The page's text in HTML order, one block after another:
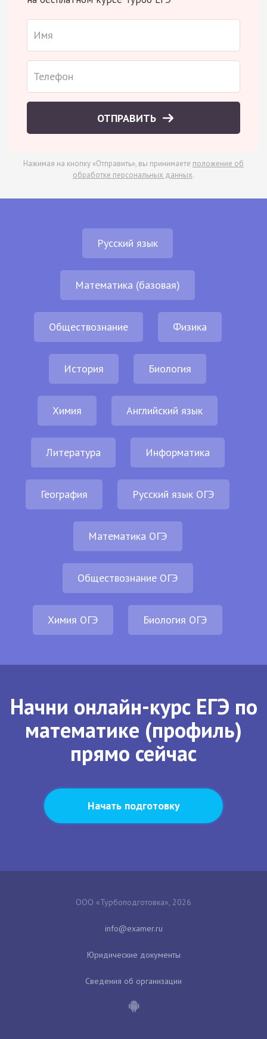
ОТПРАВИТЬ
Нажимая на кнопку «Отправить», вы принимаете положение об
обработке персональных данных.
Русский язык
Математика (базовая)
Обществознание Физика
История Биология
Химия Английский язык
Литература Информатика
География Русский язык ОГЭ
Математика ОГЭ
Обществознание ОГЭ
Химия ОГЭ Биология ОГЭ
Начни онлайн-курс ЕГЭ по
математике (профиль)
прямо сейчас
Начать подготовку
ООО «Турбоподготовка», 2026
Юридические документы
Сведения об организации